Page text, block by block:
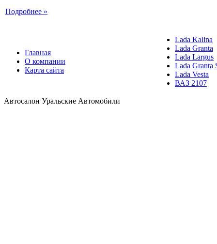
Подробнее »
Главная
О компании
Карта сайта
Lada Kalina
Lada Granta
Lada Largus
Lada Granta
Lada Vesta
ВАЗ 2107
Автосалон Уральские Автомобили